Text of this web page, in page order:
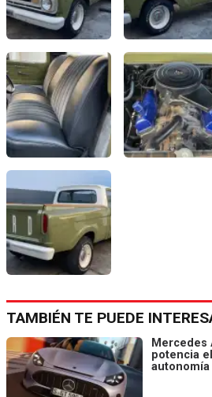
TAMBIÉN TE PUEDE
Mercedes
potencia